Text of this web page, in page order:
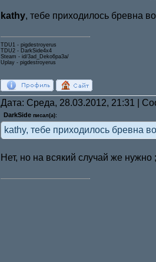
kathy, тебе приходилось бревна
TDU1 - pigdestroyerus
TDU2 - DarkSide4x4
Steam - id/3ad_Deko6pa3a/
Uplay - pigdestroyerus
Дата: Среда, 28.03.2012, 21:31 |
DarkSide писал(а):
kathy, тебе приходилось бревна
Нет, но на всякий случай же нужно